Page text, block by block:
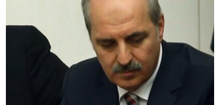
СПЕЦПРОЕКТИ
ЯК ОБІЙТИ БЛОКУВАННЯ